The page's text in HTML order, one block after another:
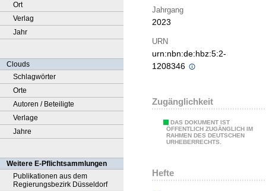
Ort
Verlag
Jahr
Clouds
Schlagwörter
Orte
Autoren / Beteiligte
Verlage
Jahre
Weitere E-Pflichtsammlungen
Publikationen aus dem
Regierungsbezirk Düsseldorf
Jahrgang
2023
URN
urn:nbn:de:hbz:5:2-
1208346
Zugänglichkeit
DAS DOKUMENT IST
ÖFFENTLICH ZUGÄNGLICH IM
RAHMEN DES DEUTSCHEN
URHEBERRECHTS.
Hefte